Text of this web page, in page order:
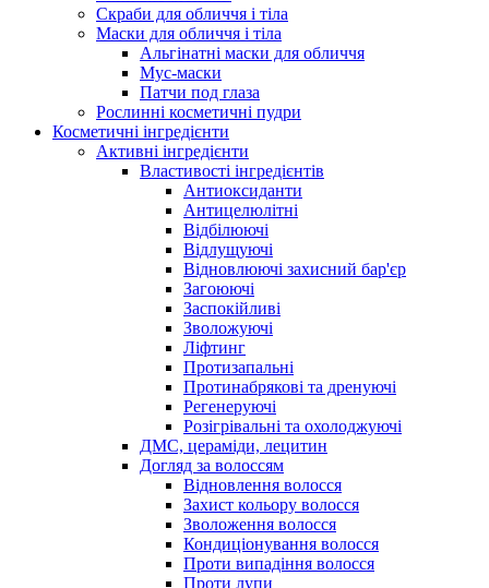
Скраби для обличчя і тіла
Маски для обличчя і тіла
Альгінатні маски для обличчя
Мус-маски
Патчи под глаза
Рослинні косметичні пудри
Косметичні інгредієнти
Активні інгредієнти
Властивості інгредієнтів
Антиоксиданти
Антицелюлітні
Відбілюючі
Відлущуючі
Відновлюючі захисний бар'єр
Загоюючі
Заспокійливі
Зволожуючі
Ліфтинг
Протизапальні
Протинабрякові та дренуючі
Регенеруючі
Розігрівальні та охолоджуючі
ДМС, цераміди, лецитин
Догляд за волоссям
Відновлення волосся
Захист кольору волосся
Зволоження волосся
Кондиціонування волосся
Проти випадіння волосся
Проти лупи